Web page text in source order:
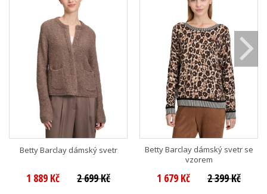
Betty Barclay dámský svetr
1 889 Kč 2 699 Kč
Betty Barclay dámský svetr se
vzorem
1 679 Kč 2 399 Kč